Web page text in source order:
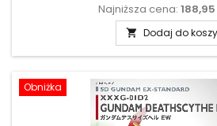
Najniższa cena: 188,95
 Dodaj do
Obniżka